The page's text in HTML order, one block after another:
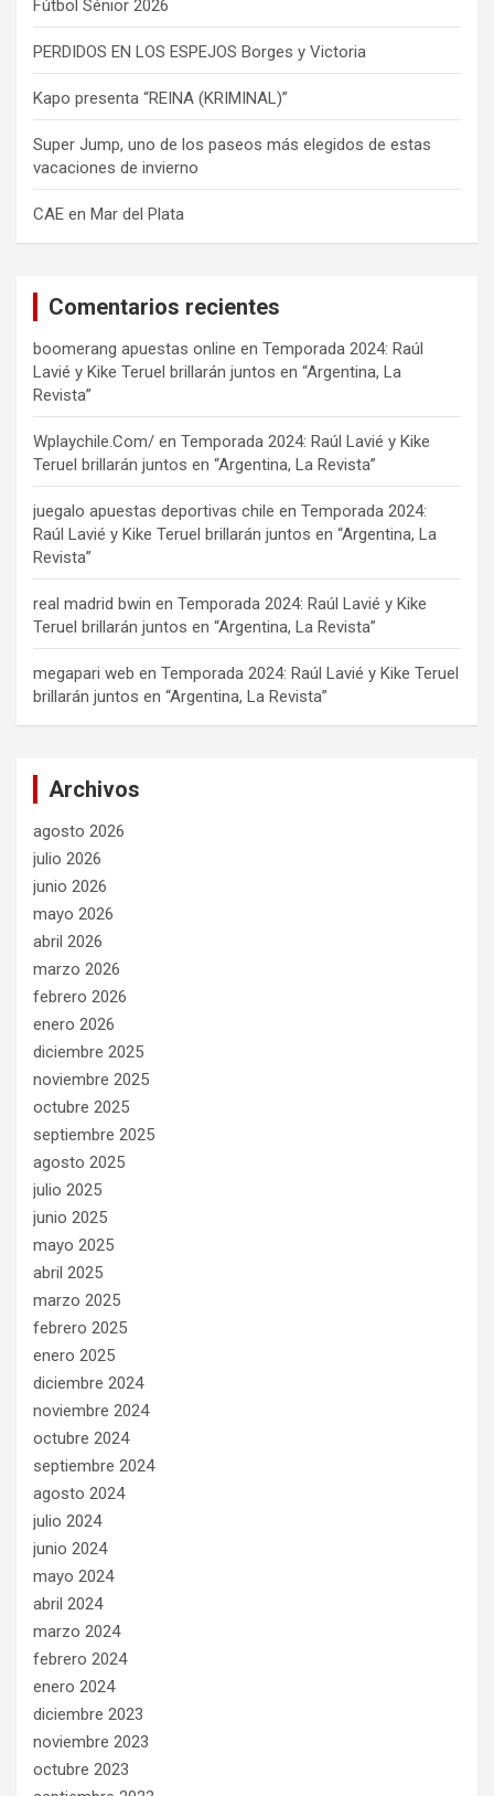
Fútbol Sénior 2026
PERDIDOS EN LOS ESPEJOS Borges y Victoria
Kapo presenta “REINA (KRIMINAL)”
Super Jump, uno de los paseos más elegidos de estas
vacaciones de invierno
CAE en Mar del Plata
Comentarios recientes
boomerang apuestas online en Temporada 2024: Raúl
Lavié y Kike Teruel brillarán juntos en “Argentina, La
Revista”
Wplaychile.Com/ en Temporada 2024: Raúl Lavié y Kike
Teruel brillarán juntos en “Argentina, La Revista”
juegalo apuestas deportivas chile en Temporada 2024:
Raúl Lavié y Kike Teruel brillarán juntos en “Argentina, La
Revista”
real madrid bwin en Temporada 2024: Raúl Lavié y Kike
Teruel brillarán juntos en “Argentina, La Revista”
megapari web en Temporada 2024: Raúl Lavié y Kike Teruel
brillarán juntos en “Argentina, La Revista”
Archivos
agosto 2026
julio 2026
junio 2026
mayo 2026
abril 2026
marzo 2026
febrero 2026
enero 2026
diciembre 2025
noviembre 2025
octubre 2025
septiembre 2025
agosto 2025
julio 2025
junio 2025
mayo 2025
abril 2025
marzo 2025
febrero 2025
enero 2025
diciembre 2024
noviembre 2024
octubre 2024
septiembre 2024
agosto 2024
julio 2024
junio 2024
mayo 2024
abril 2024
marzo 2024
febrero 2024
enero 2024
diciembre 2023
noviembre 2023
octubre 2023